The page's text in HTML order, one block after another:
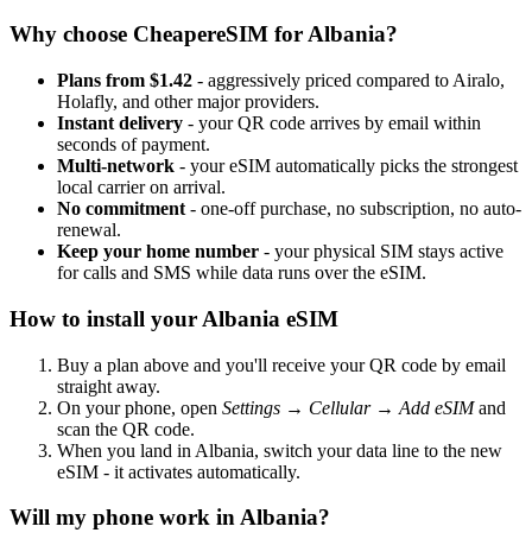
Why choose CheapereSIM for Albania?
Plans from $1.42 - aggressively priced compared to Airalo,
Holafly, and other major providers.
Instant delivery - your QR code arrives by email within
seconds of payment.
Multi-network - your eSIM automatically picks the strongest
local carrier on arrival.
No commitment - one-off purchase, no subscription, no auto-
renewal.
Keep your home number - your physical SIM stays active
for calls and SMS while data runs over the eSIM.
How to install your Albania eSIM
Buy a plan above and you'll receive your QR code by email
straight away.
On your phone, open Settings → Cellular → Add eSIMand
scan the QR code.
When you land in Albania, switch your data line to the new
eSIM - it activates automatically.
Will my phone work in Albania?